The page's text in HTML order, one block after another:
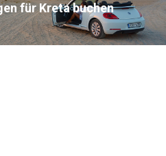
für Kreta buchen